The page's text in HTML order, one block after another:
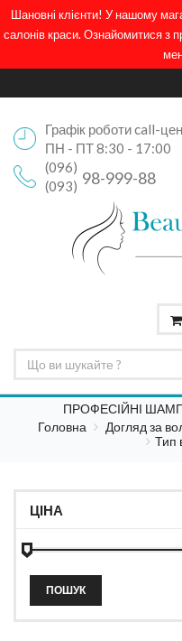
Шановні клієнти! У нашому
салонів краси. Ознайомитися з
Графік роботи call-
ПН - ПТ 8:30 - 17:00
(096)
98-999-88
(093)
ПРОФЕСІЙНІ
Головна
Догляд за
Тип
ЦІНА
ПОШУК